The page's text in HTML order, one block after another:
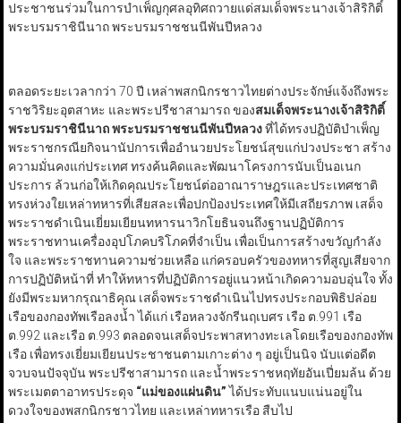
ประชาชนร่วมในการบำเพ็ญกุศลอุทิศถวายแด่สมเด็จพระนางเจ้าสิริกิติ์
พระบรมราชินีนาถ พระบรมราชชนนีพันปีหลวง
ตลอดระยะเวลากว่า 70 ปี เหล่าพสกนิกรชาวไทยต่างประจักษ์แจ้งถึงพระ
ราชวิริยะอุตสาหะ และพระปรีชาสามารถ ของสมเด็จพระนางเจ้าสิริกิติ์
พระบรมราชินีนาถ พระบรมราชชนนีพันปีหลวงที่ได้ทรงปฏิบัติบำเพ็ญ
พระราชกรณียกิจนานัปการเพื่ออำนวยประโยชน์สุขแก่ปวงประชา สร้าง
ความมั่นคงแก่ประเทศ ทรงค้นคิดและพัฒนาโครงการนับเป็นอเนก
ประการ ล้วนก่อให้เกิดคุณประโยชน์ต่ออาณาราษฎรและประเทศชาติ
ทรงห่วงใยเหล่าทหารที่เสียสละเพื่อปกป้องประเทศให้มีเสถียรภาพ เสด็จ
พระราชดำเนินเยี่ยมเยียนทหารนาวิกโยธินจนถึงฐานปฏิบัติการ
พระราชทานเครื่องอุปโภคบริโภคที่จำเป็น เพื่อเป็นการสร้างขวัญกำลัง
ใจ และพระราชทานความช่วยเหลือ แก่ครอบครัวของทหารที่สูญเสียจาก
การปฏิบัติหน้าที่ ทำให้ทหารที่ปฏิบัติการอยู่แนวหน้าเกิดความอบอุ่นใจ ทั้ง
ยังมีพระมหากรุณาธิคุณ เสด็จพระราชดำเนินไปทรงประกอบพิธิปล่อย
เรือของกองทัพเรือลงน้ำ ได้แก่ เรือหลวงจักรีนฤเบศร เรือ ต.991 เรือ
ต.992 และเรือ ต.993 ตลอดจนเสด็จประพาสทางทะเลโดยเรือของกองทัพ
เรือ เพื่อทรงเยี่ยมเยียนประชาชนตามเกาะต่าง ๆ อยู่เป็นนิจ นับแต่อดีต
จวบจนปัจจุบัน พระปรีชาสามารถ และน้ำพระราชหฤทัยอันเปี่ยมล้น ด้วย
พระเมตตาอาทรประดุจ “แม่ของแผ่นดิน”ได้ประทับแนบแน่นอยู่ใน
ดวงใจของพสกนิกรชาวไทย และเหล่าทหารเรือ สืบไป